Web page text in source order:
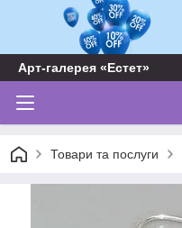
Арт-галерея «Естет»
Товари та послуги